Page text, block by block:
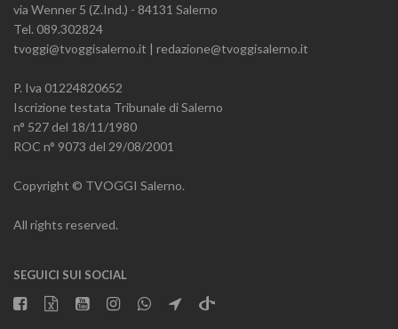
via Wenner 5 (Z.Ind.) - 84131 Salerno
Tel. 089.302824
tvoggi@tvoggisalerno.it | redazione@tvoggisalerno.it
P. Iva 01224820652
Iscrizione testata Tribunale di Salerno
n° 527 del 18/11/1980
ROC n° 9073 del 29/08/2001
Copyright © TVOGGI Salerno.
All rights reserved.
SEGUICI SUI SOCIAL